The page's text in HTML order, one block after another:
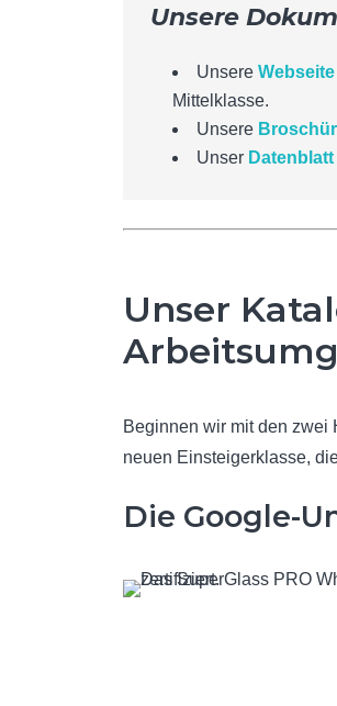
Unsere
UnsereWebseite
Mittelklasse.
Unsere
Unser Datenblatt
Unser
Beginnen wir mit den zwei
neuen Einsteigerklasse,
Die Google-